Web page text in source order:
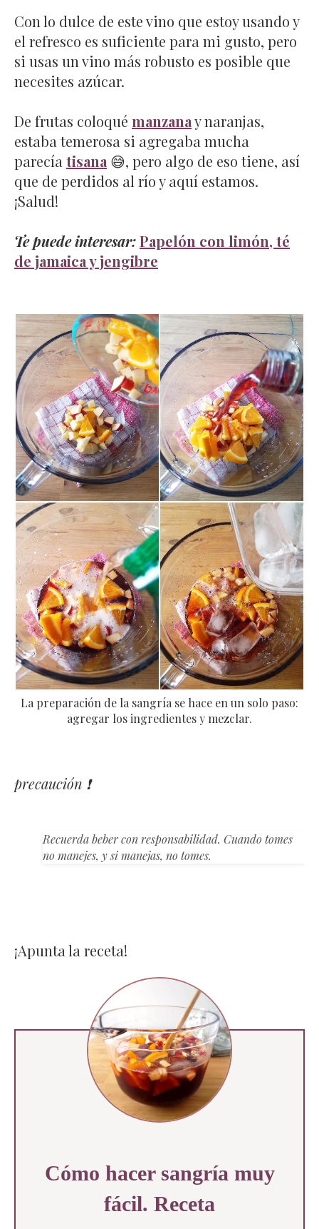
Con lo dulce de este vino que estoy usando y
el refresco es suficiente para mi gusto, pero
si usas un vino más robusto es posible que
necesites azúcar.
De frutas coloqué manzanay naranjas,
estaba temerosa si agregaba mucha
parecía tisana 😅, pero algo de eso tiene, así
que de perdidos al río y aquí estamos.
¡Salud!
Te puede interesar:Papelón con limón, té
de jamaica y jengibre
La preparación de la sangría se hace en un solo paso:
agregar los ingredientes y mezclar.
precaución ❗
Recuerda beber con responsabilidad. Cuando tomes
no manejes, y si manejas, no tomes.
¡Apunta la receta!
Cómo hacer sangría muy
fácil. Receta